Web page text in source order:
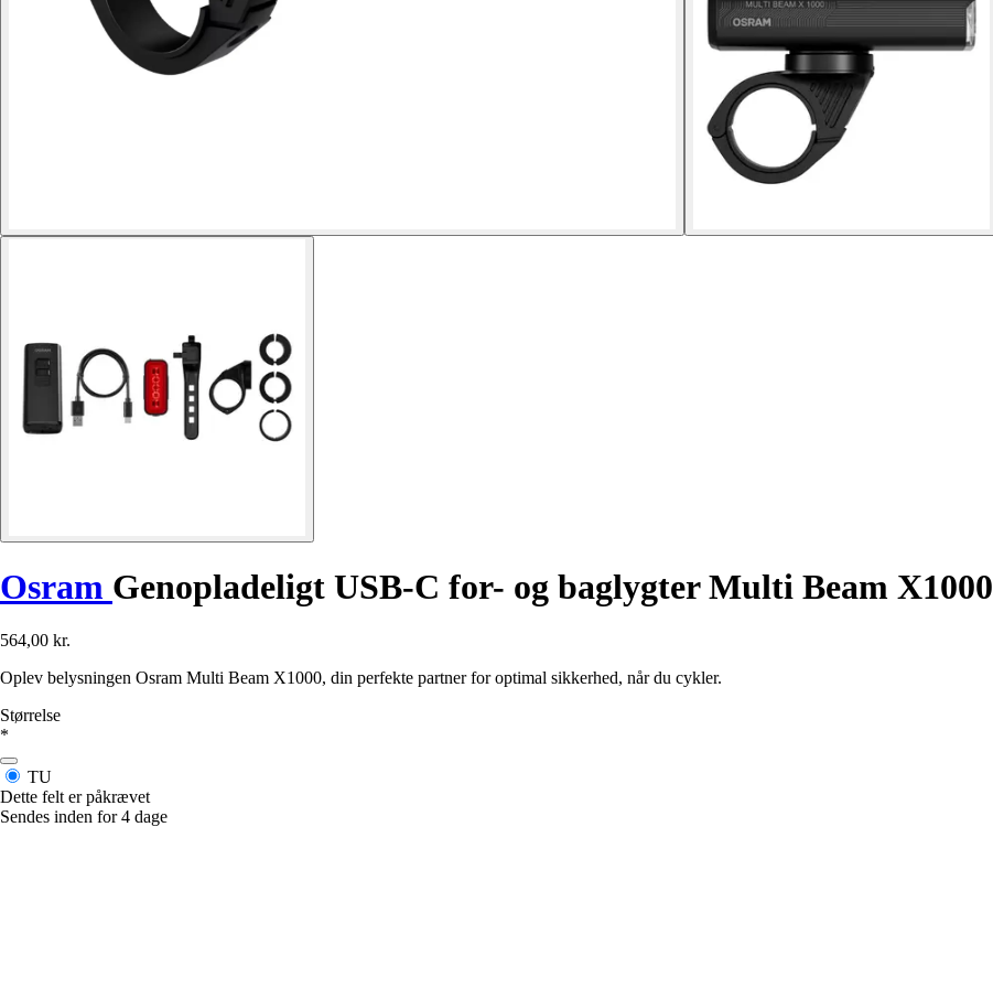
Osram Genopladeligt USB-C for- og baglygter Multi Beam X1000
564,00 kr.
Oplev belysningen Osram Multi Beam X1000, din perfekte partner for optimal sikkerhed, når du cykler.
Størrelse
*
TU
Dette felt er påkrævet
Sendes inden for 4 dage